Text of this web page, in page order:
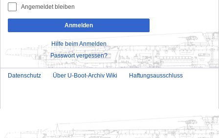
Angemeldet bleiben
Anmelden
Hilfe beim Anmelden
Passwort vergessen?
Datenschutz Über U-Boot-Archiv Wiki Haftungsausschluss